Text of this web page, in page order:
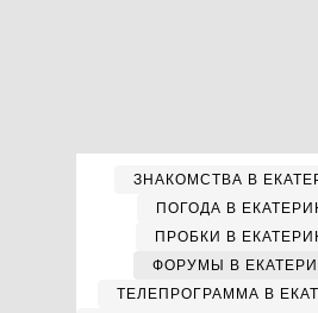
ЗНАКОМСТВА В
ПОГОДА В
ПРОБКИ В
ФОРУМЫ В
ТЕЛЕПРОГРАММА В